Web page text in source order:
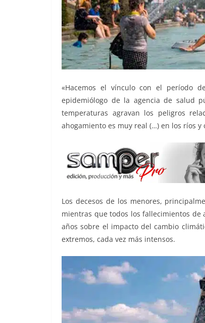
«Hacemos el vínculo con el período
epidemiólogo de la agencia de salud
temperaturas agravan los peligros
ahogamiento es muy real (…) en los ríos y
Los decesos de los menores,
mientras que todos los fallecimientos
años sobre el impacto del cambio
extremos, cada vez más intensos.